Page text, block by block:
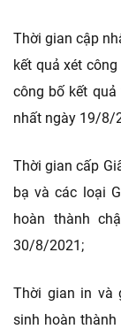
Thời gian cập
kết quả xét
công bố kết
nhất ngày 19/8/
Thời gian cấp
bạ và các loại
hoàn thành
30/8/2021;
Thời gian in và
sinh hoàn